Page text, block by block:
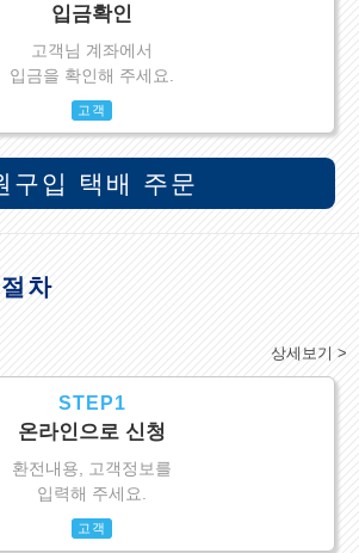
입금확인
고객님 계좌에서
입금을 확인해 주세요.
고객
구입 택배 주문
차
상세보기 >
STEP1
온라인으로 신청
환전내용, 고객정보를
입력해 주세요.
고객